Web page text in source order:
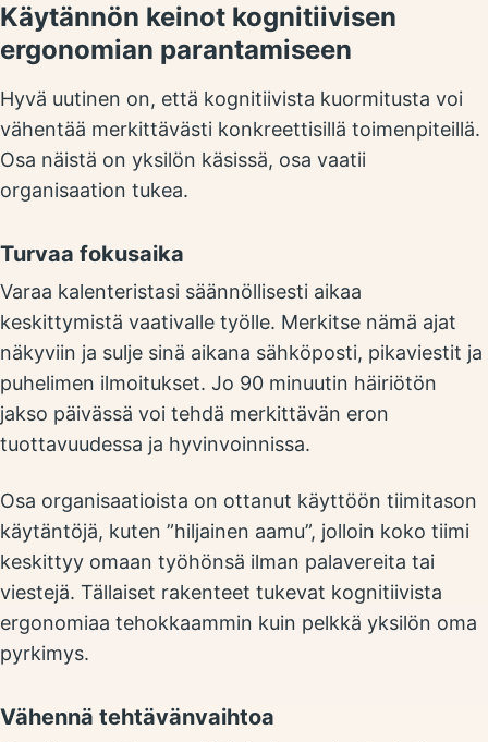
Käytännön keinot kognitiivisen
ergonomian parantamiseen
Hyvä uutinen on, että kognitiivista kuormitusta voi
vähentää merkittävästi konkreettisillä toimenpiteillä.
Osa näistä on yksilön käsissä, osa vaatii
organisaation tukea.
Turvaa fokusaika
Varaa kalenteristasi säännöllisesti aikaa
keskittymistä vaativalle työlle. Merkitse nämä ajat
näkyviin ja sulje sinä aikana sähköposti, pikaviestit ja
puhelimen ilmoitukset. Jo 90 minuutin häiriötön
jakso päivässä voi tehdä merkittävän eron
tuottavuudessa ja hyvinvoinnissa.
Osa organisaatioista on ottanut käyttöön tiimitason
käytäntöjä, kuten ”hiljainen aamu”, jolloin koko tiimi
keskittyy omaan työhönsä ilman palavereita tai
viestejä. Tällaiset rakenteet tukevat kognitiivista
ergonomiaa tehokkaammin kuin pelkkä yksilön oma
pyrkimys.
Vähennä tehtävänvaihtoa